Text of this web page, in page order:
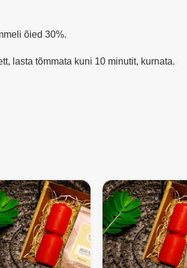
õied 30%.
lasta tõmmata kuni 10 minutit, kurnata.